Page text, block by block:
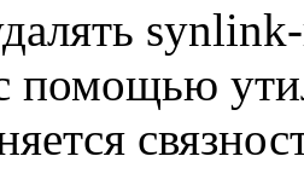
помощью